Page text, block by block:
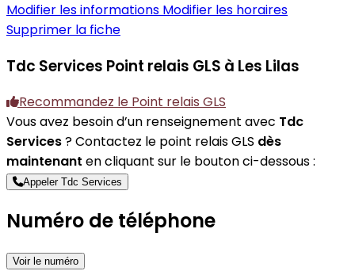
Modifier les informations Modifier les horaires
Supprimer la fiche
Tdc Services Point relais GLS à Les Lilas
Recommandez le Point relais GLS
Vous avez besoin d’un renseignement avec Tdc
Services? Contactez le point relais GLS dès
maintenant en cliquant sur le bouton ci-dessous :
Appeler Tdc Services
Numéro de téléphone
Voir le numéro